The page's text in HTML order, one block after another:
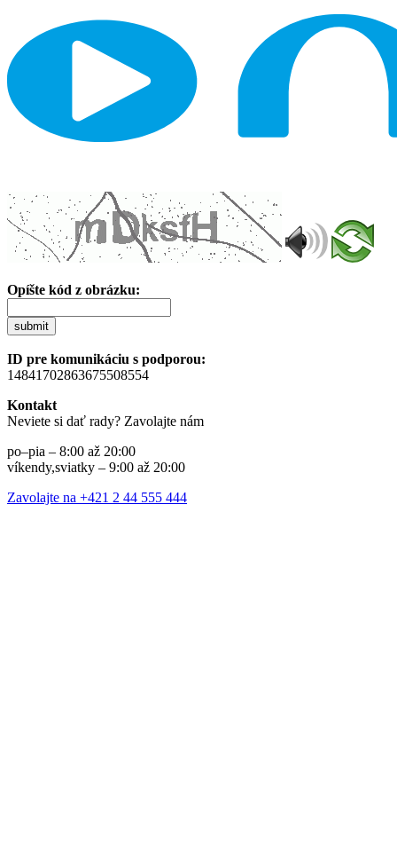
Opíšte kód z obrázku:
submit
ID pre komunikáciu s podporou:
14841702863675508554
Kontakt
Neviete si dať rady? Zavolajte nám
po–pia – 8:00 až 20:00
víkendy,sviatky – 9:00 až 20:00
Zavolajte na +421 2 44 555 444